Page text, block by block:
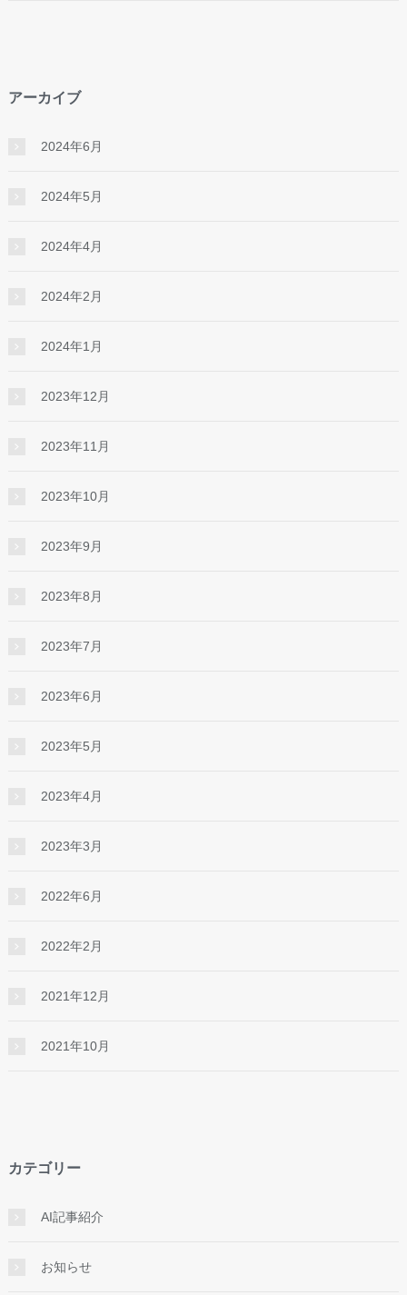
アーカイブ
2024年6月
2024年5月
2024年4月
2024年2月
2024年1月
2023年12月
2023年11月
2023年10月
2023年9月
2023年8月
2023年7月
2023年6月
2023年5月
2023年4月
2023年3月
2022年6月
2022年2月
2021年12月
2021年10月
カテゴリー
AI記事紹介
お知らせ